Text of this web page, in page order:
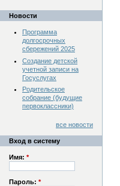
Новости
Программа
долгосрочных
сбережений 2025
Создание детской
учетной записи на
Госуслугах
Родительское
собрание (будущие
первоклассники)
все новости
Вход в систему
Имя: *
Пароль: *